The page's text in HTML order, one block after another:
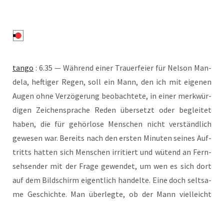
tan­go : 6.35 — Wäh­rend einer Trau­er­fei­er für Nel­son Man­
de­la, hef­ti­ger Regen, soll ein Mann, den ich mit eige­nen
Augen ohne Ver­zö­ge­rung beob­ach­te­te, in einer merk­wür­
di­gen Zei­chen­spra­che Reden über­setzt oder beglei­tet
haben, die für gehör­lo­se Men­schen nicht ver­ständ­lich
gewe­sen war. Bereits nach den ers­ten Minu­ten sei­nes Auf­
tritts hat­ten sich Men­schen irri­tiert und wütend an Fern­
seh­sen­der mit der Fra­ge gewen­det, um wen es sich dort
auf dem Bild­schirm eigent­lich han­del­te. Eine doch selt­sa­
me Geschich­te. Man über­leg­te, ob der Mann viel­leicht